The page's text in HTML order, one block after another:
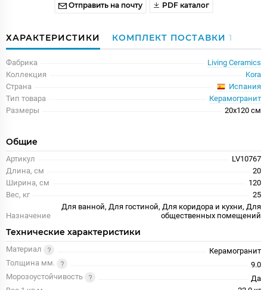
Отправить на почту PDF каталог
ХАРАКТЕРИСТИКИ КОМПЛЕКТ ПОСТАВКИ 1
Фабрика
Living Ceramics
Коллекция
Kora
Страна
Испания
Тип товара
Керамогранит
Размеры
20x120 см
Общие
Артикул
LV10767
Длина, см
20
Ширина, см
120
Вес, кг
25
Назначение
Для ванной, Для гостиной, Для коридора и кухни, Для
общественных помещений
Технические характеристики
Материал
Керамогранит
Толщина мм.
9.0
Морозоустойчивость
Да